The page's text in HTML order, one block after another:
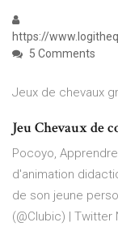
https://
5 Comments
Jeux de chevaux
Jeu Chevaux de
Pocoyo,
d'animation
de son jeune
(@Clubic) | Twitter